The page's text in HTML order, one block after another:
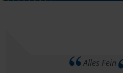
Alles Fein